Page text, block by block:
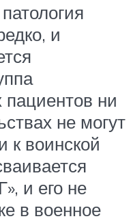
и
пациентов ни
не могут
к воинской
и его не
в военное